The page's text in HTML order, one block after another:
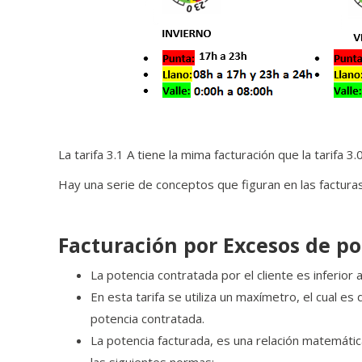
La tarifa 3.1 A tiene la mima facturación que la tarifa
Hay una serie de conceptos que figuran en las
Facturación por Excesos de
La potencia contratada por el cliente es inferior
En esta tarifa se utiliza un maxímetro, el cual
potencia contratada.
La potencia facturada, es una relación